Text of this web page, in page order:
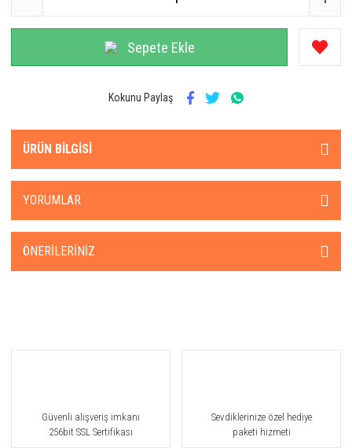
Sepete Ekle
Kokunu Paylaş
ÜRÜN BILGISI
YORUMLAR
ÖNERILERINIZ
Güvenli alışveriş imkanı
256bit SSL Sertifikası
Sevdiklerinize özel hediye
paketi hizmeti